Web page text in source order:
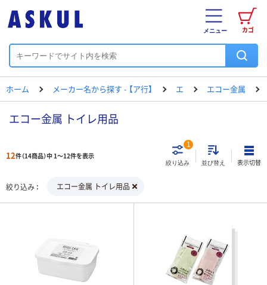
カゴ
メニュー
ホーム メーカー名から探す - 【ア行】 エ エコー金属
エコー金属 トイレ用品
12件（14商品）中 1～12件を表示
絞り込み
1
並び替え 表示切替
絞り込み エコー金属 トイレ用品